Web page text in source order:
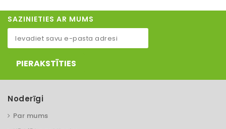
SAZINIETIES AR MUMS
PIERAKSTĪTIES
Noderīgi
Par mums